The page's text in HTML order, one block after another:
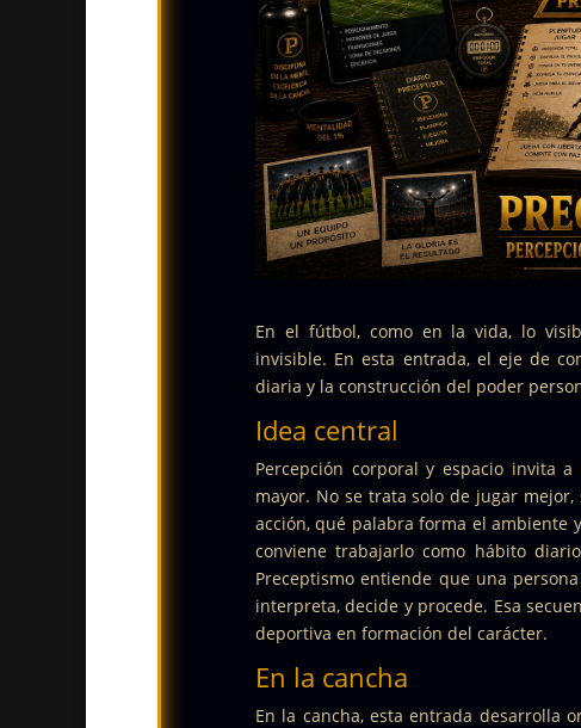
En el fútbol, como en la vida, lo
invisible. En esta entrada, el eje de
diaria y la construcción del poder
Idea central
Percepción corporal y espacio invita
mayor. No se trata solo de jugar
acción, qué palabra forma el ambiente
conviene trabajarlo como hábito
Preceptismo entiende que una
interpreta, decide y procede. Esa
deportiva en formación del carácter.
En la cancha
En la cancha, esta entrada desarrolla